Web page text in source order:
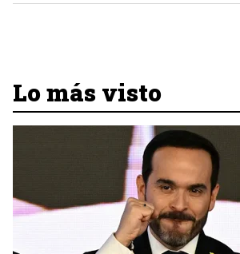
Lo más visto